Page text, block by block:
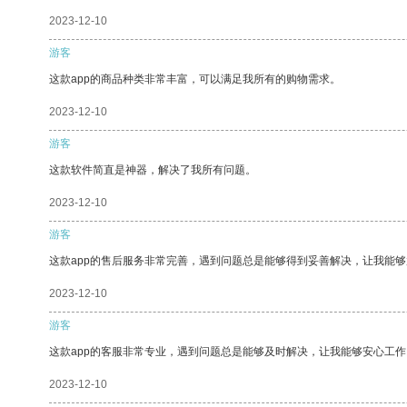
2023-12-10
游客
这款app的商品种类非常丰富，可以满足我所有的购物需求。
2023-12-10
游客
这款软件简直是神器，解决了我所有问题。
2023-12-10
游客
这款app的售后服务非常完善，遇到问题总是能够得到妥善解决，让我能够
2023-12-10
游客
这款app的客服非常专业，遇到问题总是能够及时解决，让我能够安心工作
2023-12-10